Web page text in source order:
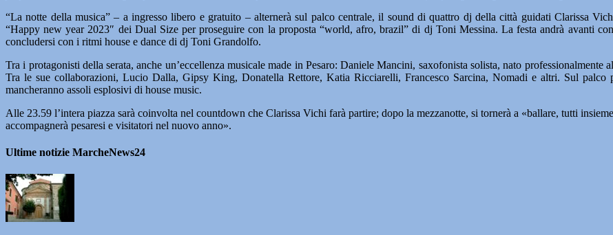
“La notte della musica” – a ingresso libero e gratuito – alternerà sul palco centrale, il sound di quattro dj della città guidati Clarissa
“Happy new year 2023″ dei Dual Size per proseguire con la proposta “world, afro, brazil” di dj Toni Messina. La festa andrà avanti
concludersi con i ritmi house e dance di dj Toni Grandolfo.
Tra i protagonisti della serata, anche un’eccellenza musicale made in Pesaro: Daniele Mancini, saxofonista solista, nato
Tra le sue collaborazioni, Lucio Dalla, Gipsy King, Donatella Rettore, Katia Ricciarelli, Francesco Sarcina, Nomadi e altri. Sul palco
mancheranno assoli esplosivi di house music.
Alle 23.59 l’intera piazza sarà coinvolta nel countdown che Clarissa Vichi farà partire; dopo la mezzanotte, si tornerà a «ballare, tutti
accompagnerà pesaresi e visitatori nel nuovo anno».
Ultime notizie MarcheNews24